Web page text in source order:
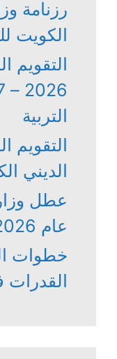
رزنامة
الكويت للعام
التقويم
التربية
التقويم
الديني الكويت
عطل
عام 2026
خطوات